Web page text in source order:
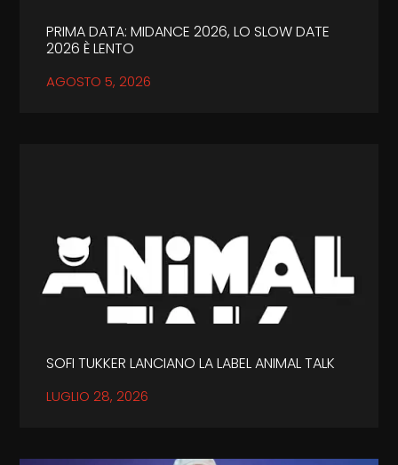
PRIMA DATA: MIDANCE 2026, LO SLOW DATE
2026 È LENTO
AGOSTO 5, 2026
SOFI TUKKER LANCIANO LA LABEL ANIMAL TALK
LUGLIO 28, 2026